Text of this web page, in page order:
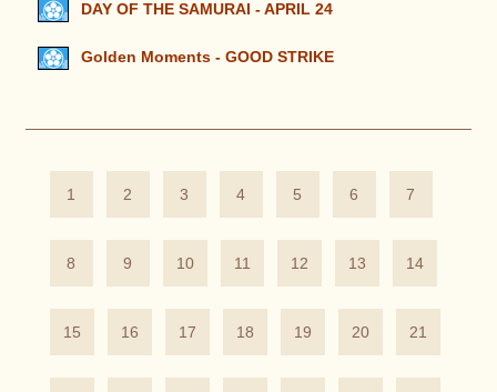
DAY OF THE SAMURAI - APRIL 24
Golden Moments - GOOD STRIKE
1 2 3 4 5 6 7
8 9 10 11 12 13 14
15 16 17 18 19 20 21